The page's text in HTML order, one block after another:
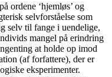
ordene ‘hjemløs’ og
selvforståelse som
selv til fange i uendelige,
mangel på erindring
at holde op imod
(af forfattere), der er
eksperimenter.